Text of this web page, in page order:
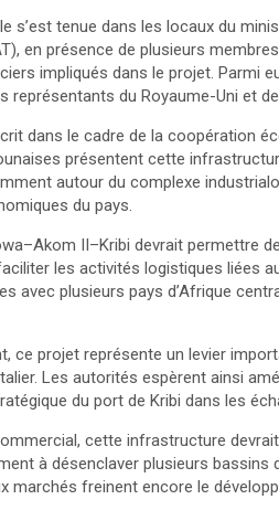
s’est tenue dans les locaux du
en présence de plusieurs
impliqués dans le projet. Parmi
représentants du Royaume-Uni et de
dans le cadre de la coopération
présentent cette
autour du complexe
du pays.
II–Kribi devrait permettre
les activités logistiques liées
avec plusieurs pays d’Afrique
ce projet représente un levier
Les autorités espèrent ainsi
du port de Kribi dans les
cette infrastructure
à désenclaver plusieurs
marchés freinent encore le